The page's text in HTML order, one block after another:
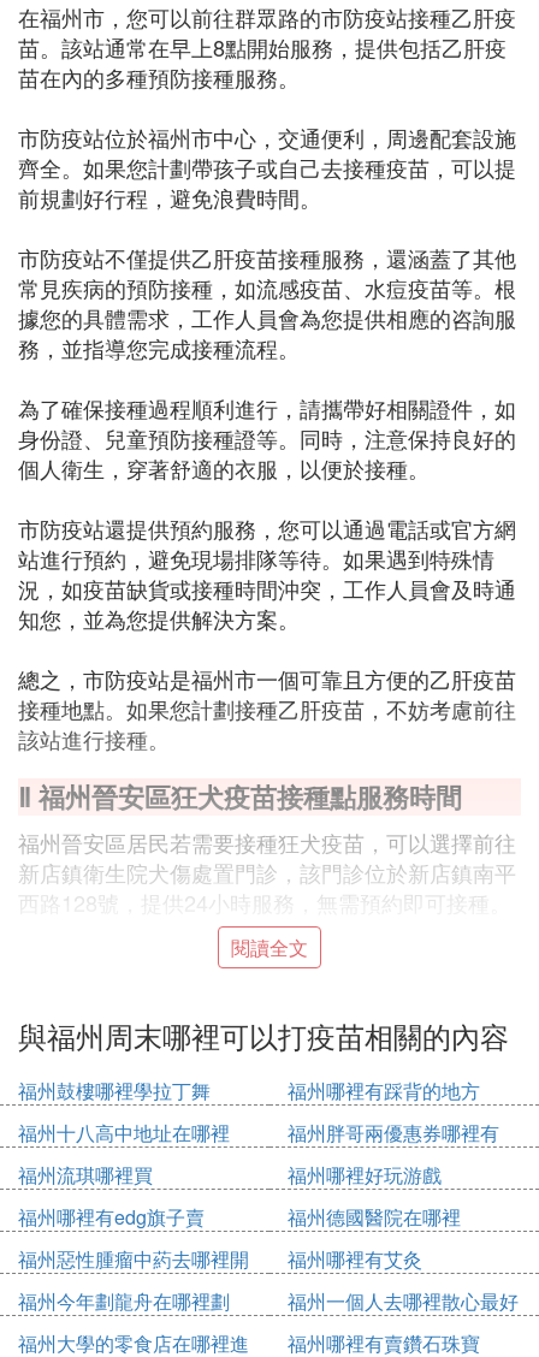
在福州市，您可以前往群眾路的市防疫站接種乙肝疫
苗。該站通常在早上8點開始服務，提供包括乙肝疫
苗在內的多種預防接種服務。
市防疫站位於福州市中心，交通便利，周邊配套設施
齊全。如果您計劃帶孩子或自己去接種疫苗，可以提
前規劃好行程，避免浪費時間。
市防疫站不僅提供乙肝疫苗接種服務，還涵蓋了其他
常見疾病的預防接種，如流感疫苗、水痘疫苗等。根
據您的具體需求，工作人員會為您提供相應的咨詢服
務，並指導您完成接種流程。
為了確保接種過程順利進行，請攜帶好相關證件，如
身份證、兒童預防接種證等。同時，注意保持良好的
個人衛生，穿著舒適的衣服，以便於接種。
市防疫站還提供預約服務，您可以通過電話或官方網
站進行預約，避免現場排隊等待。如果遇到特殊情
況，如疫苗缺貨或接種時間沖突，工作人員會及時通
知您，並為您提供解決方案。
總之，市防疫站是福州市一個可靠且方便的乙肝疫苗
接種地點。如果您計劃接種乙肝疫苗，不妨考慮前往
該站進行接種。
Ⅱ 福州晉安區狂犬疫苗接種點服務時間
福州晉安區居民若需要接種狂犬疫苗，可以選擇前往
新店鎮衛生院犬傷處置門診，該門診位於新店鎮南平
西路128號，提供24小時服務，無需預約即可接種。
此外，晉安區醫院也設有門診和注射室，可提供狂犬
號，工作日9:00至17:00開放，接種者需提前電話預
約，以確保順利接種。而注射室同樣位於同一地址，
開診時間與門診相同，也需預約。
需要注意的是，以上三家接種單位均位於晉安區，方
便居民就近選擇合適的接種地點。接種前，建議先通
過電話咨詢相關信息，包括疫苗種類、接種流程以及
可能產生的費用等。
為了保障居民的生命安全，及時接種狂犬疫苗是預防
狂犬病的重要措施之一。通過上述信息，希望居民能
閱讀全文
與福州周末哪裡可以打疫苗相關的內容
福州鼓樓哪裡學拉丁舞
福州哪裡有踩背的地方
福州十八高中地址在哪裡
福州胖哥兩優惠券哪裡有
福州流琪哪裡買
福州哪裡好玩游戲
福州哪裡有edg旗子賣
福州德國醫院在哪裡
福州惡性腫瘤中葯去哪裡開
福州哪裡有艾灸
福州今年劃龍舟在哪裡劃
福州一個人去哪裡散心最好
福州大學的零食店在哪裡進
福州哪裡有賣鑽石珠寶